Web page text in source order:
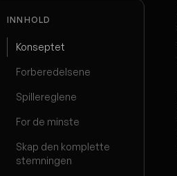
INNHOLD
Konseptet
Forberedelsene
Spillereglene
For de minste
Skap den komplette
stemningen